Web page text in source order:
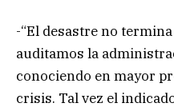
-“El desastre no
auditamos la
conociendo en mayor
crisis. Tal vez el